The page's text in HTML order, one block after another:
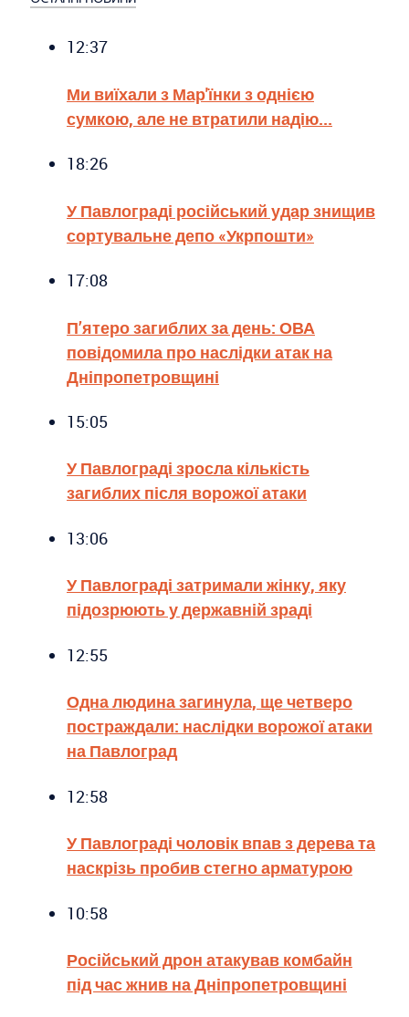
12:37
Ми виїхали з Мар'їнки з однією
сумкою, але не втратили надію...
18:26
У Павлограді російський удар знищив
сортувальне депо «Укрпошти»
17:08
П’ятеро загиблих за день: ОВА
повідомила про наслідки атак на
Дніпропетровщині
15:05
У Павлограді зросла кількість
загиблих після ворожої атаки
13:06
У Павлограді затримали жінку, яку
підозрюють у державній зраді
12:55
Одна людина загинула, ще четверо
постраждали: наслідки ворожої атаки
на Павлоград
12:58
У Павлограді чоловік впав з дерева та
наскрізь пробив стегно арматурою
10:58
Російський дрон атакував комбайн
під час жнив на Дніпропетровщині